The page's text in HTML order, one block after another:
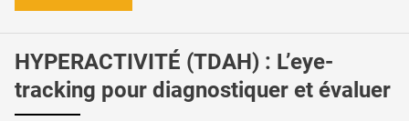
HYPERACTIVITÉ (TDAH) : L’eye-
tracking pour diagnostiquer et évaluer